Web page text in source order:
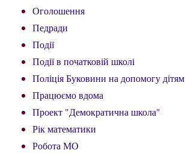
Оголошення
Педради
Події
Події в початковій школі
Поліція Буковини на допомогу дітям
Працюємо вдома
Проект "Демократична школа"
Рік математики
Робота МО